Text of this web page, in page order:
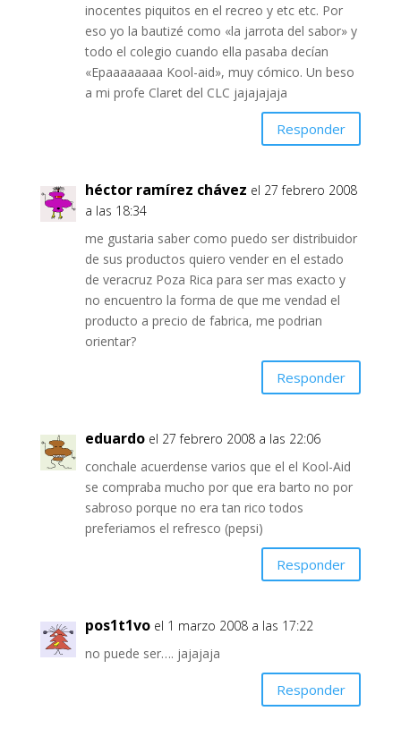
inocentes piquitos en el recreo y etc etc. Por
eso yo la bautizé como «la jarrota del sabor» y
todo el colegio cuando ella pasaba decían
«Epaaaaaaaa Kool-aid», muy cómico. Un beso
a mi profe Claret del CLC jajajajaja
Responder
héctor ramírez chávez el 27 febrero 2008
a las 18:34
me gustaria saber como puedo ser distribuidor
de sus productos quiero vender en el estado
de veracruz Poza Rica para ser mas exacto y
no encuentro la forma de que me vendad el
producto a precio de fabrica, me podrian
orientar?
Responder
eduardo el 27 febrero 2008 a las 22:06
conchale acuerdense varios que el el Kool-Aid
se compraba mucho por que era barto no por
sabroso porque no era tan rico todos
preferiamos el refresco (pepsi)
Responder
pos1t1vo el 1 marzo 2008 a las 17:22
no puede ser…. jajajaja
Responder